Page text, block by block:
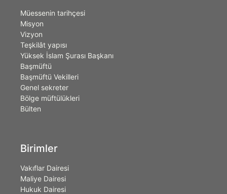
Müessenin tarihçesi
Misyon
Vizyon
Teşkilât yapısı
Yüksek İslam Şurası Başkanı
Başmüftü
Başmüftü Vekilleri
Genel sekreter
Bölge müftülükleri
Bülten
Birimler
Vakıflar Dairesi
Maliye Dairesi
Hukuk Dairesi